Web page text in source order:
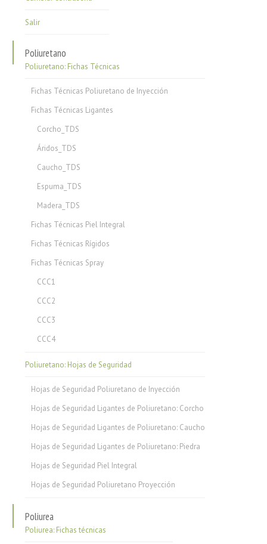
Salir
Poliuretano
Poliuretano: Fichas Técnicas
Fichas Técnicas Poliuretano de Inyección
Fichas Técnicas Ligantes
Corcho_TDS
Áridos_TDS
Caucho_TDS
Espuma_TDS
Madera_TDS
Fichas Técnicas Piel Integral
Fichas Técnicas Rígidos
Fichas Técnicas Spray
CCC1
CCC2
CCC3
CCC4
Poliuretano: Hojas de Seguridad
Hojas de Seguridad Poliuretano de Inyección
Hojas de Seguridad Ligantes de Poliuretano: Corcho
Hojas de Seguridad Ligantes de Poliuretano: Caucho
Hojas de Seguridad Ligantes de Poliuretano: Piedra
Hojas de Seguridad Piel Integral
Hojas de Seguridad Poliuretano Proyección
Poliurea
Poliurea: Fichas técnicas